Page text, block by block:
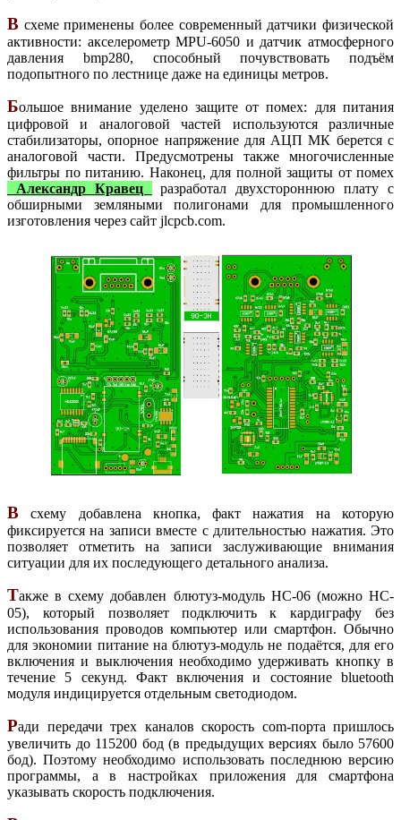
В схеме применены более современный датчики физической
активности: акселерометр MPU-6050 и датчик атмосферного
давления bmp280, способный почувствовать подъём
подопытного по лестнице даже на единицы метров.
Большое внимание уделено защите от помех: для питания
цифровой и аналоговой частей используются различные
стабилизаторы, опорное напряжение для АЦП МК берется с
аналоговой части. Предусмотрены также многочисленные
фильтры по питанию. Наконец, для полной защиты от помех
Александр Кравец
разработал двухстороннюю плату с
обширными земляными полигонами для промышленного
изготовления через сайт jlcpcb.com.
В схему добавлена кнопка, факт нажатия на которую
фиксируется на записи вместе с длительностью нажатия. Это
позволяет отметить на записи заслуживающие внимания
ситуации для их последующего детального анализа.
Также в схему добавлен блютуз-модуль HC-06 (можно HC-
05), который позволяет подключить к кардиграфу без
использования проводов компьютер или смартфон. Обычно
для экономии питание на блютуз-модуль не подаётся, для его
включения и выключения необходимо удерживать кнопку в
течение 5 секунд. Факт включения и состояние bluetooth
модуля индицируется отдельным светодиодом.
Ради передачи трех каналов скорость com-порта пришлось
увеличить до 115200 бод (в предыдущих версиях было 57600
бод). Поэтому необходимо использовать последнюю версию
программы, а в настройках приложения для смартфона
указывать скорость подключения.